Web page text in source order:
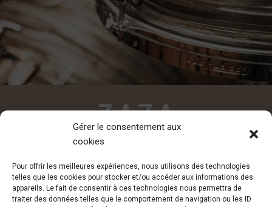
Gérer le consentement aux
cookies
Pour offrir les meilleures expériences, nous utilisons des technologies
telles que les cookies pour stocker et/ou accéder aux informations des
appareils. Le fait de consentir à ces technologies nous permettra de
traiter des données telles que le comportement de navigation ou les ID
contact@zazadesiderio.com